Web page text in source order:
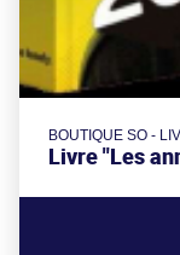
BOUTIQUE SO -
Livre "Les